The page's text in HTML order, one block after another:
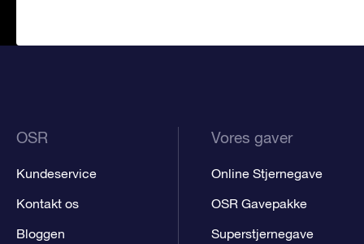
OSR
Kundeservice
Kontakt os
Bloggen
Vores gaver
Online Stjernegave
OSR Gavepakke
Superstjernegave